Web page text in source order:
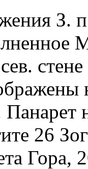
З.
26
Гора,